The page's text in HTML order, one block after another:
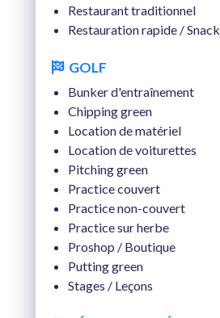
Restaurant traditionnel
Restauration rapide / Snack
GOLF
Bunker d'entraînement
Chipping green
Location de matériel
Location de voiturettes
Pitching green
Practice couvert
Practice non-couvert
Practice sur herbe
Proshop / Boutique
Putting green
Stages / Leçons